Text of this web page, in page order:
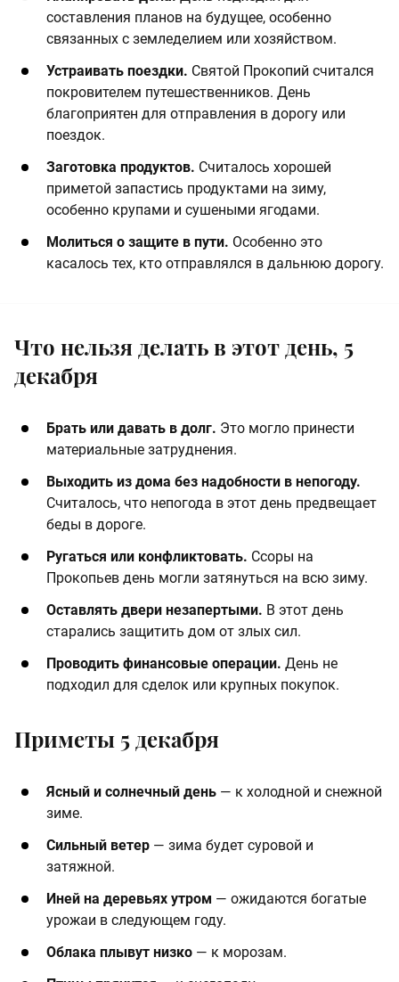
составления планов на будущее, особенно
связанных с земледелием или хозяйством.
Устраивать поездки. Святой Прокопий считался
покровителем путешественников. День
благоприятен для отправления в дорогу или
поездок.
Заготовка продуктов. Считалось хорошей
приметой запастись продуктами на зиму,
особенно крупами и сушеными ягодами.
Молиться о защите в пути. Особенно это
касалось тех, кто отправлялся в дальнюю дорогу.
Что нельзя делать в этот день, 5
декабря
Брать или давать в долг. Это могло принести
материальные затруднения.
Выходить из дома без надобности в непогоду.
Считалось, что непогода в этот день предвещает
беды в дороге.
Ругаться или конфликтовать. Ссоры на
Прокопьев день могли затянуться на всю зиму.
Оставлять двери незапертыми. В этот день
старались защитить дом от злых сил.
Проводить финансовые операции. День не
подходил для сделок или крупных покупок.
Приметы 5 декабря
Ясный и солнечный день — к холодной и снежной
зиме.
Сильный ветер — зима будет суровой и
затяжной.
Иней на деревьях утром — ожидаются богатые
урожаи в следующем году.
Облака плывут низко — к морозам.